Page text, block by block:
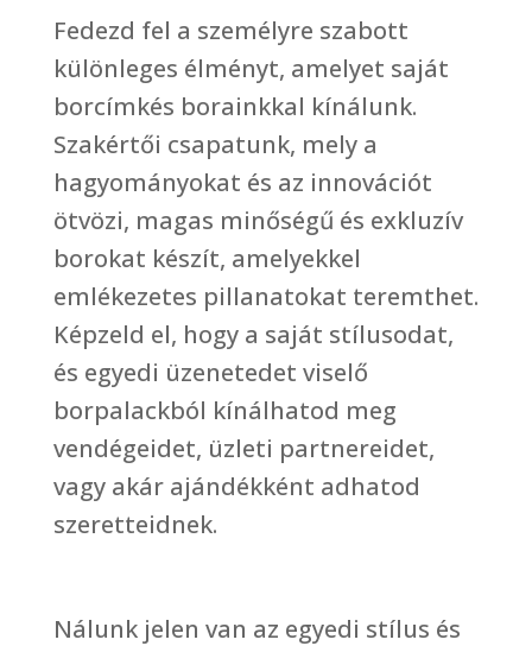
Fedezd fel a személyre szabott
különleges élményt, amelyet saját
borcímkés borainkkal kínálunk.
Szakértői csapatunk, mely a
hagyományokat és az innovációt
ötvözi, magas minőségű és exkluzív
borokat készít, amelyekkel
emlékezetes pillanatokat teremthet.
Képzeld el, hogy a saját stílusodat,
és egyedi üzenetedet viselő
borpalackból kínálhatod meg
vendégeidet, üzleti partnereidet,
vagy akár ajándékként adhatod
szeretteidnek.
Nálunk jelen van az egyedi stílus és